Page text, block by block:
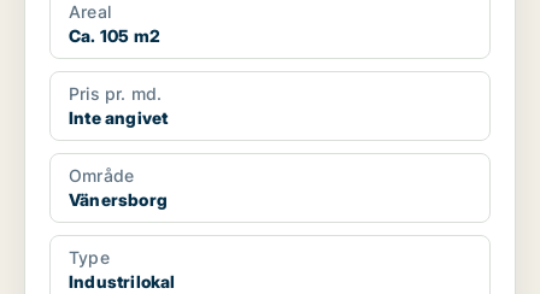
Areal
Ca. 105 m2
Pris pr. md.
Inte angivet
Område
Vänersborg
Type
Industrilokal